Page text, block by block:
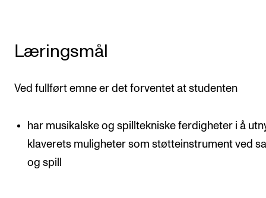
Arrangementer og konserter
INFO
Om Norges musikkhøgskole
Læringsmål
Ved fullført emne er det forventet at studenten
har musikalske og spilltekniske ferdigheter i å
klaverets muligheter som støtteinstrument ved
og spill